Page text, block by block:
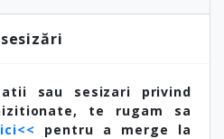
sau sesizari privind
te rugam sa
pentru a merge la